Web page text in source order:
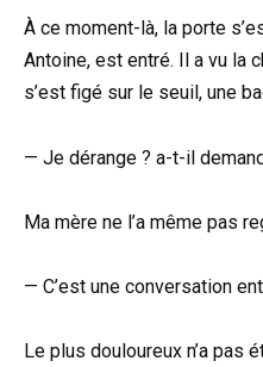
À ce moment-là, la porte
Antoine, est entré. Il a vu la
s’est figé sur le seuil, une
— Je dérange ? a-t-il
Ma mère ne l’a même pas
— C’est une conversation
Le plus douloureux n’a pas